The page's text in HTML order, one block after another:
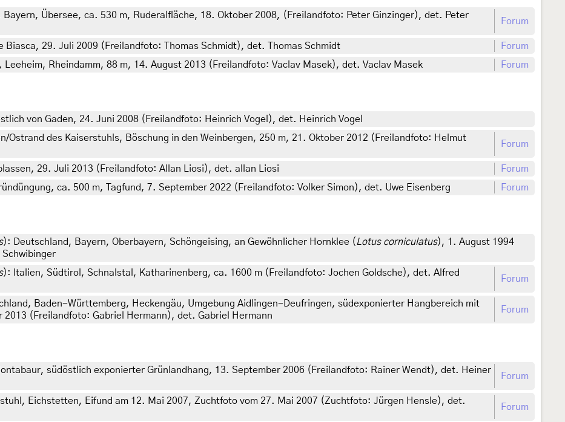
Übersee, ca. 530 m, Ruderalfläche, 18. Oktober 2008, (Freilandfoto: Peter Ginzinger), det. Peter
Forum
Biasca, 29. Juli 2009 (Freilandfoto: Thomas Schmidt), det. Thomas Schmidt
Forum
Rheindamm, 88 m, 14. August 2013 (Freilandfoto: Vaclav Masek), det. Vaclav Masek Forum
von Gaden, 24. Juni 2008 (Freilandfoto: Heinrich Vogel), det. Heinrich Vogel
des Kaiserstuhls, Böschung in den Weinbergen, 250 m, 21. Oktober 2012 (Freilandfoto: Helmut
Forum
29. Juli 2013 (Freilandfoto: Allan Liosi), det. allan Liosi
Forum
ca. 500 m, Tagfund, 7. September 2022 (Freilandfoto: Volker Simon), det. Uwe Eisenberg Forum
): Deutschland, Bayern, Oberbayern, Schöngeising, an Gewöhnlicher Hornklee (Lotus corniculatus), 1. August 1994
): Italien, Südtirol, Schnalstal, Katharinenberg, ca. 1600 m (Freilandfoto: Jochen Goldsche), det. Alfred
Forum
Baden-Württemberg, Heckengäu, Umgebung Aidlingen-Deufringen, südexponierter Hangbereich mit
2013 (Freilandfoto: Gabriel Hermann), det. Gabriel Hermann
Forum
südöstlich exponierter Grünlandhang, 13. September 2006 (Freilandfoto: Rainer Wendt), det. Heiner
Forum
Eichstetten, Eifund am 12. Mai 2007, Zuchtfoto vom 27. Mai 2007 (Zuchtfoto: Jürgen Hensle), det.
Forum